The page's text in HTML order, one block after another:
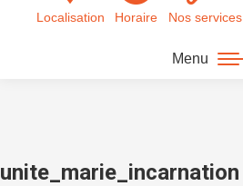
Menu
Localisation Horaire Nos services
unite_marie_incarnation